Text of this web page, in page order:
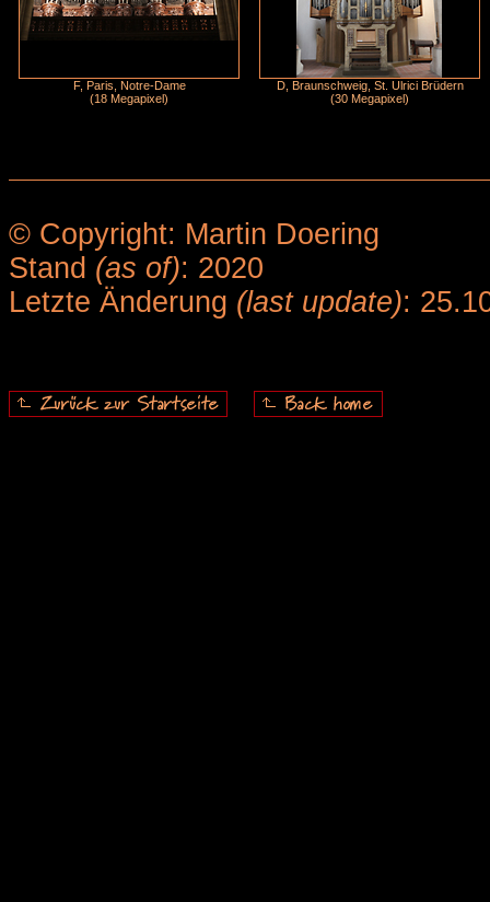
F, Paris, Notre-Dame
(18 Megapixel)
D, Braunschweig, St. Ulrici Brüdern
(30 Megapixel)
© Copyright: Martin Doering
Stand (as of): 2020
Letzte Änderung (last update):